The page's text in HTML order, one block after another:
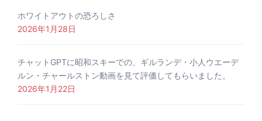
ホワイトアウトの恐ろしさ
2026年1月28日
チャットGPTに昭和スキーでの、ギルランデ・小人ウエーデ
ルン・チャールストン動画を見て評価してもらいました。
2026年1月22日